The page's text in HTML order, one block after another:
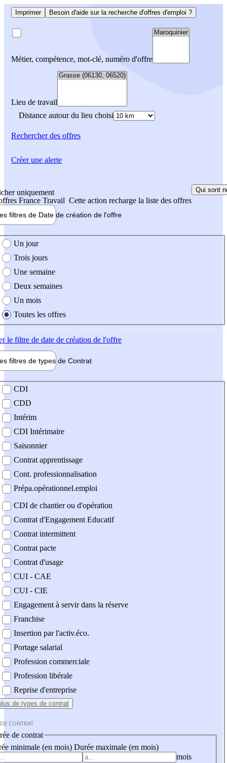
Imprimer Besoin d'aide sur la recherche d'offres d'emploi ?
Métier, compétence, mot-clé, numéro d'offre
Lieu de travail
Distance autour du lieu choisi
Rechercherdes offres
uniquement
France Travail Cette action recharge la liste des offres
Qui sont
filtres de Date de création de l'offre
création de l'offre
Un jour
Trois jours
Une semaine
Deux semaines
Un mois
Toutes les offres
le filtre de date de création de l'offre
filtres de types de Contrat
contrat
CDI
CDD
Intérim
CDI Intérimaire
Saisonnier
Contrat apprentissage
Cont. professionnalisation
Prépa.opérationnel.emploi
CDI de chantier ou d'opération
Contrat d'Engagement Educatif
Contrat intermittent
Contrat pacte
Contrat d'usage
CUI - CAE
CUI - CIE
Engagement à servir dans la réserve
Franchise
Insertion par l'activ.éco.
Portage salarial
Profession commerciale
Profession libérale
Reprise d'entreprise
de types de contrat
CONTRAT
de contrat
minimale (en mois) Durée maximale (en mois)
mois
Créer une alerte